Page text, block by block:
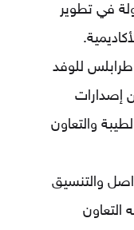
في تطوير
للوفد
إصدارات
والتعاون
والتنسيق
التعاون